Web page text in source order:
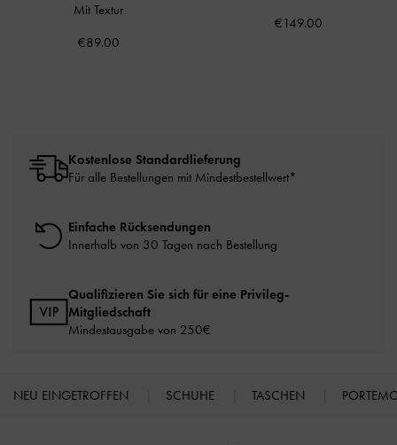
Mit Textur
€89.00
€149.00
Kostenlose Standardlieferung
Für alle Bestellungen mit Mindestbestellwert*
Einfache Rücksendungen
Innerhalb von 30 Tagen nach Bestellung
Qualifizieren Sie sich für eine Privileg-
Mitgliedschaft
Mindestausgabe von 250€
NEU EINGETROFFEN SCHUHE TASCHEN